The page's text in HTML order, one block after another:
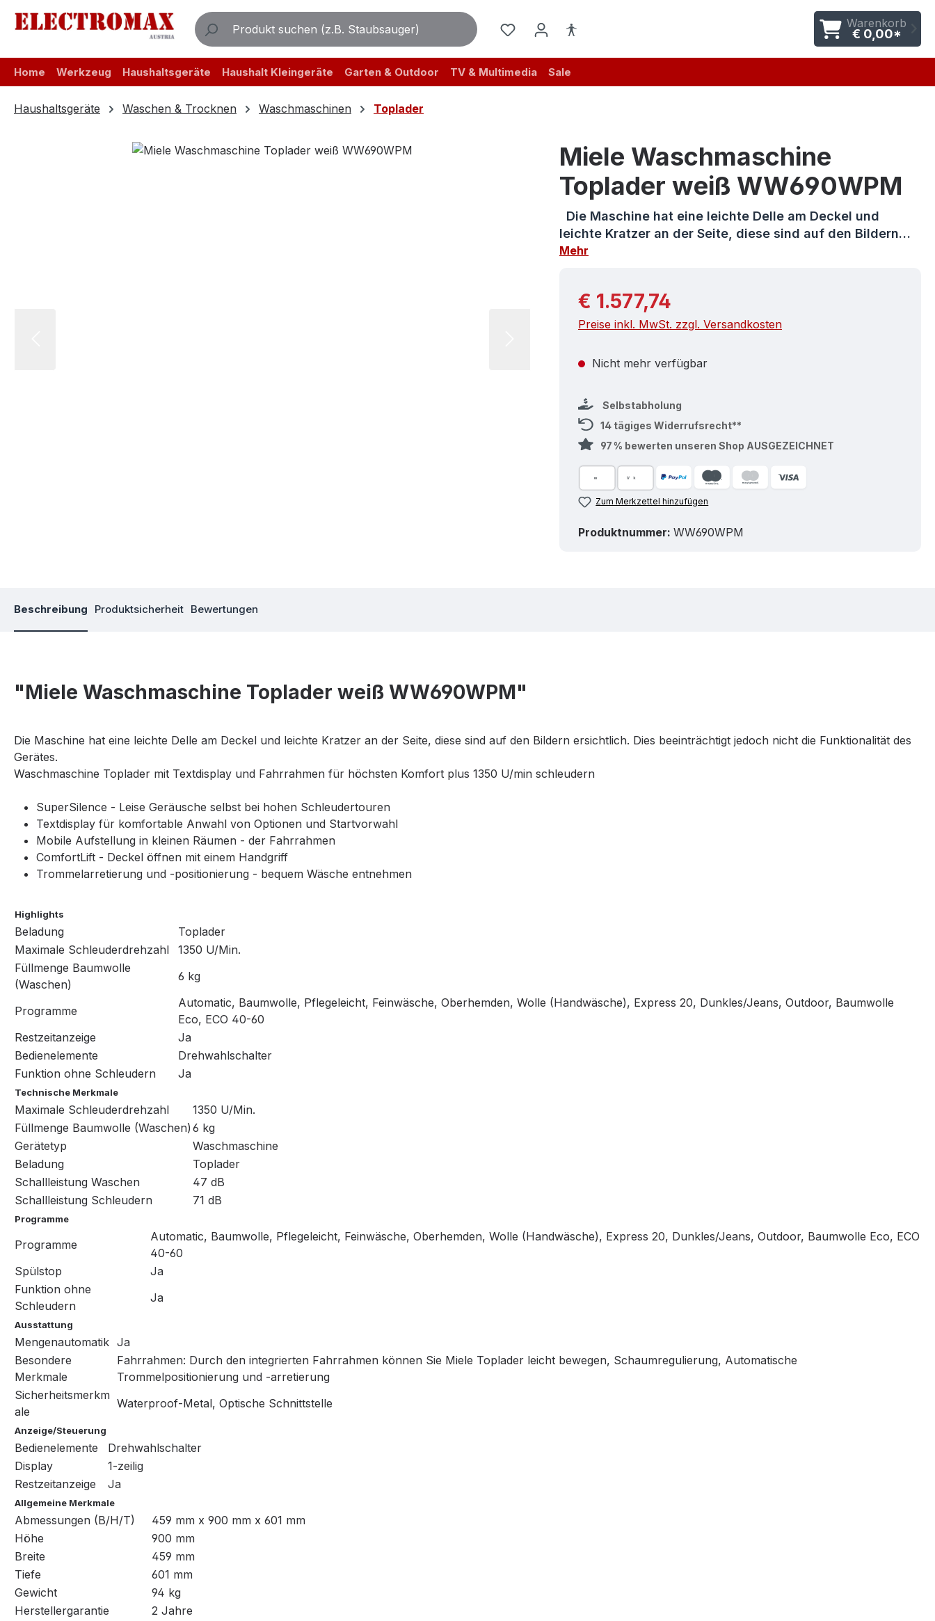
Hauptinhalt springen
Zur Suche springen
Zur Hauptnavigation springen Warenkorb
€ 0,00*
Home Werkzeug Haushaltsgeräte Haushalt Kleingeräte Garten & Outdoor TV & Multimedia Sale
Haushaltsgeräte Waschen & Trocknen Waschmaschinen Toplader
Bildergalerie überspringen
Miele Waschmaschine
Toplader weiß WW690WPM
Die Maschine hat eine leichte Delle am Deckel und
leichte Kratzer an der Seite, diese sind auf den Bildern…
Mehr
Regulärer Preis:
€ 1.577,74
Preise inkl. MwSt. zzgl. Versandkosten
Nicht mehr verfügbar
Selbstabholung
14 tägiges Widerrufsrecht**
97 % bewerten unseren Shop AUSGEZEICHNET
Zum Merkzettel hinzufügen
Produktnummer: WW690WPM
Beschreibung Produktsicherheit Bewertungen
"Miele Waschmaschine Toplader weiß WW690WPM"
Die Maschine hat eine leichte Delle am Deckel und leichte Kratzer an der Seite, diese sind auf den Bildern ersichtlich. Dies beeinträchtigt jedoch nicht die Funktionalität des
Gerätes.
Waschmaschine Toplader mit Textdisplay und Fahrrahmen für höchsten Komfort plus 1350 U/min schleudern
SuperSilence - Leise Geräusche selbst bei hohen Schleudertouren
Textdisplay für komfortable Anwahl von Optionen und Startvorwahl
Mobile Aufstellung in kleinen Räumen - der Fahrrahmen
ComfortLift - Deckel öffnen mit einem Handgriff
Trommelarretierung und -positionierung - bequem Wäsche entnehmen
Highlights
Beladung
Toplader
Maximale Schleuderdrehzahl
1350 U/Min.
Füllmenge Baumwolle
(Waschen)
6 kg
Programme
Automatic, Baumwolle, Pflegeleicht, Feinwäsche, Oberhemden, Wolle (Handwäsche), Express 20, Dunkles/Jeans, Outdoor, Baumwolle
Eco, ECO 40-60
Restzeitanzeige
Ja
Bedienelemente
Drehwahlschalter
Funktion ohne Schleudern
Ja
Technische Merkmale
Maximale Schleuderdrehzahl
1350 U/Min.
Füllmenge Baumwolle (Waschen) 6 kg
Gerätetyp
Waschmaschine
Beladung
Toplader
Schallleistung Waschen
47 dB
Schallleistung Schleudern
71 dB
Programme
Programme
Automatic, Baumwolle, Pflegeleicht, Feinwäsche, Oberhemden, Wolle (Handwäsche), Express 20, Dunkles/Jeans, Outdoor, Baumwolle Eco, ECO
40-60
Spülstop
Ja
Funktion ohne
Schleudern
Ja
Ausstattung
Mengenautomatik Ja
Besondere
Merkmale
Fahrrahmen: Durch den integrierten Fahrrahmen können Sie Miele Toplader leicht bewegen, Schaumregulierung, Automatische
Trommelpositionierung und -arretierung
Sicherheitsmerkm
ale
Waterproof-Metal, Optische Schnittstelle
Anzeige/Steuerung
Bedienelemente
Drehwahlschalter
Display
1-zeilig
Restzeitanzeige
Ja
Allgemeine Merkmale
Abmessungen (B/H/T)
459 mm x 900 mm x 601 mm
Höhe
900 mm
Breite
459 mm
Tiefe
601 mm
Gewicht
94 kg
Herstellergarantie
2 Jahre